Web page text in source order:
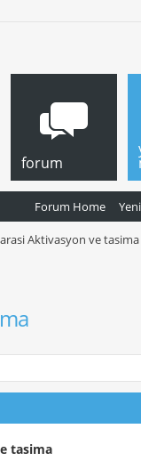
forum
Forum Home
Aktivasyon ve tasima
tasima